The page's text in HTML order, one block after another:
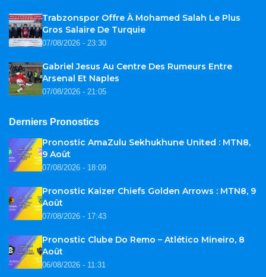
Trabzonspor Offre À Mohamed Salah Le Plus
Gros Salaire De Turquie
07/08/2026 - 23:30
Gabriel Jesus Au Centre Des Rumeurs Entre
Arsenal Et Naples
07/08/2026 - 21:05
Derniers Pronostics
Pronostic AmaZulu Sekhukhune United : MTN8,
9 Août
07/08/2026 - 18:09
Pronostic Kaizer Chiefs Golden Arrows : MTN8, 9
Août
07/08/2026 - 17:43
Pronostic Clube Do Remo – Atlético Mineiro, 8
Août
06/08/2026 - 11:31